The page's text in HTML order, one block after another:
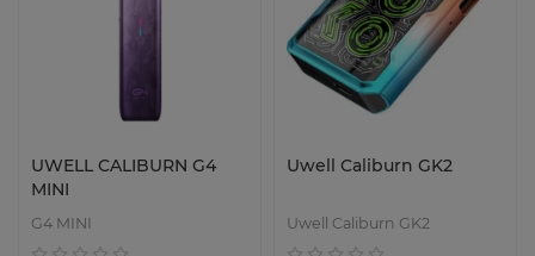
UWELL CALIBURN G4
MINI
G4 MINI
Uwell Caliburn GK2
Uwell Caliburn GK2